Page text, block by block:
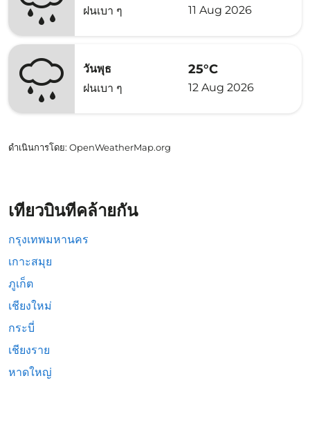
ฝนเบา ๆ
11 Aug 2026
วันพุธ
ฝนเบา ๆ
25°C
12 Aug 2026
ดำเนินการโดย: OpenWeatherMap.org
เที่ยวบินที่คล้ายกัน
กรุงเทพมหานคร
เกาะสมุย
ภูเก็ต
เชียงใหม่
กระบี่
เชียงราย
หาดใหญ่